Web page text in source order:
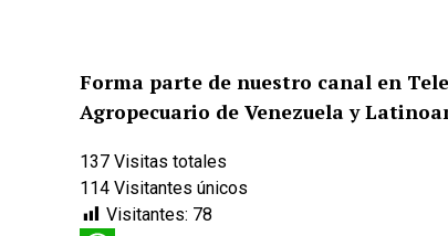
Forma parte de nuestro canal en
Agropecuario de Venezuela y
137 Visitas totales
114 Visitantes únicos
Visitantes: 78